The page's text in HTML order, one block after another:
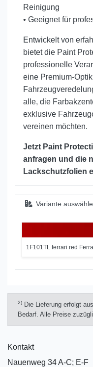
Reinigung
• Geeignet für
Entwickelt von
bietet die Paint
professionelle
eine Premium-
alle, die
exklusive
vereinen möchten.
Jetzt Paint
anfragen und die
Lackschutzfolien
Variante
1F101TL ferrari red
2) Die Lieferung erfolgt
Bedarf. Alle Preise
Kontakt
Nauenweg 34 A-C; E-F